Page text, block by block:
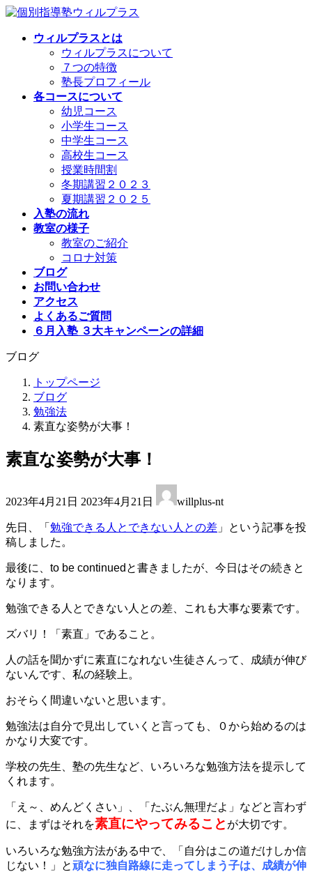
コ
ナ
ウィルプラスとは
ウィルプラスについて
７つの特徴
塾長プロフィール
各コースについて
幼児コース
小学生コース
中学生コース
高校生コース
授業時間割
冬期講習２０２３
夏期講習２０２５
入塾の流れ
教室の様子
教室のご紹介
コロナ対策
ブログ
お問い合わせ
アクセス
よくあるご質問
６月入塾 ３大キャンペーンの詳細
ブログ
トップページ
ブログ
勉強法
素直な姿勢が大事！
素直な姿勢が大事！
2023年4月21日 終
新
時
2023年4月21日 willplus-nt
先日、「 勉強できる人とできない人との差 」という記事を投
稿しました。
最後に、to be continuedと書きましたが、今日はその続きと
なります。
勉強できる人とできない人との差、これも大事な要素です。
ズバリ！「素直」であること。
人の話を聞かずに素直になれない生徒さんって、成績が伸び
ないんです、私の経験上。
おそらく間違いないと思います。
勉強法は自分で見出していくと言っても、０から始めるのは
かなり大変です。
学校の先生、塾の先生など、いろいろな勉強方法を提示して
くれます。
「え～、めんどくさい」、「たぶん無理だよ」などと言わず
に、まずはそれを素直にやってみること が大切です。
いろいろな勉強方法がある中で、「自分はこの道だけしか信
じない！」と頑なに独自路線に走ってしまう子は、成績が伸